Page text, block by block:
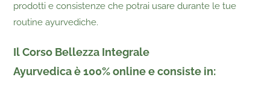
prodotti e consistenze che potrai usare durante le tue
routine ayurvediche.
IlCorso Bellezza Integrale
Ayurvedicaè100% onlinee consiste in: